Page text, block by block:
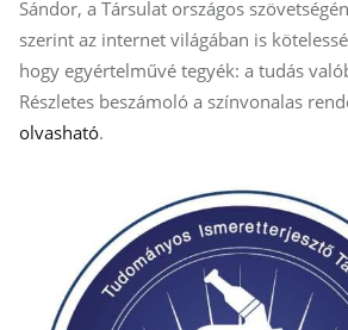
Sándor, a Társulat országos
szerint az internet világában is
hogy egyértelművé tegyék: a tudás
Részletes beszámoló a színvonalas
olvasható.